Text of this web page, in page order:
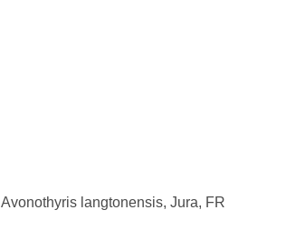
Avonothyris langtonensis, Jura, FR